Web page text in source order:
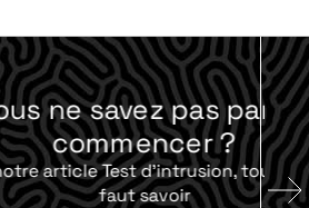
pas par où
?
Test d'intrusion, tout ce qu'il
faut savoir